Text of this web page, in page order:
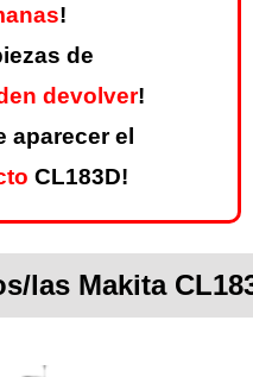
!
de
devolver!
aparecer el
CL183D!
las Makita